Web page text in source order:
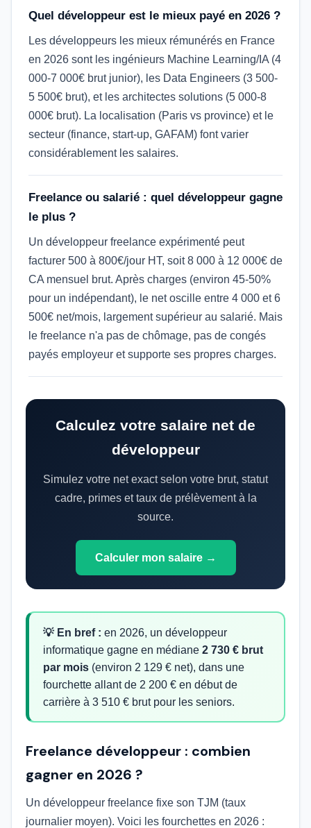
Quel développeur est le mieux payé en 2026 ?
Les développeurs les mieux rémunérés en France
en 2026 sont les ingénieurs Machine Learning/IA (4
000-7 000€ brut junior), les Data Engineers (3 500-
5 500€ brut), et les architectes solutions (5 000-8
000€ brut). La localisation (Paris vs province) et le
secteur (finance, start-up, GAFAM) font varier
considérablement les salaires.
Freelance ou salarié : quel développeur gagne
le plus ?
Un développeur freelance expérimenté peut
facturer 500 à 800€/jour HT, soit 8 000 à 12 000€ de
CA mensuel brut. Après charges (environ 45-50%
pour un indépendant), le net oscille entre 4 000 et 6
500€ net/mois, largement supérieur au salarié. Mais
le freelance n'a pas de chômage, pas de congés
payés employeur et supporte ses propres charges.
Calculez votre salaire net de
développeur
Simulez votre net exact selon votre brut, statut
cadre, primes et taux de prélèvement à la
source.
Calculer mon salaire →
💡 En bref : en 2026, un développeur
informatique gagne en médiane 2 730 € brut
par mois (environ 2 129 € net), dans une
fourchette allant de 2 200 € en début de
carrière à 3 510 € brut pour les seniors.
Freelance développeur : combien
gagner en 2026 ?
Un développeur freelance fixe son TJM (taux
journalier moyen). Voici les fourchettes en 2026 :